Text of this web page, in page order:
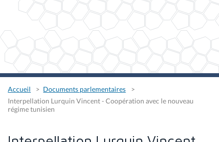
Accueil
Documents parlementaires
Interpellation Lurquin Vincent - Coopération avec le nouveau
régime tunisien